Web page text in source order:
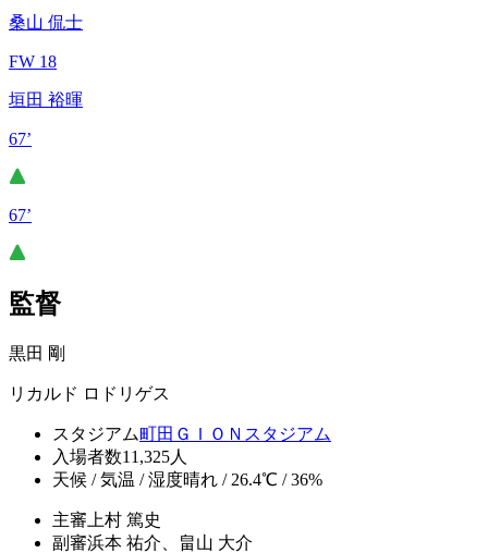
桑山 侃士
FW 18
垣田 裕暉
67’
67’
監督
黒田 剛
リカルド ロドリゲス
スタジアム町田ＧＩＯＮスタジアム
入場者数11,325人
天候 / 気温 / 湿度晴れ / 26.4℃ / 36%
主審 上村 篤史
副審浜本 祐介、畠山 大介